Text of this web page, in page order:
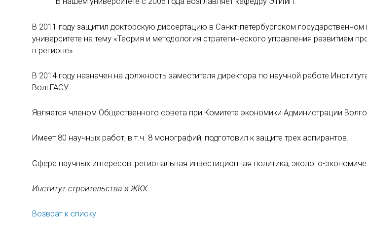
В 2011 году защитил докторскую диссертацию в Санкт-петербургском
университете на тему «Теория и методология стратегического управления развитием
в регионе»
В 2014 году назначен на должность заместителя директора по научной работе
ВолгГАСУ.
Является членом Общественного совета при Комитете экономики Администрации
Имеет 80 научных работ, в т.ч. 8 монографий, подготовил к защите трех аспирантов.
Сфера научных интересов: региональная инвестиционная политика, эколого-
Институт строительства и ЖКХ
Возврат к списку